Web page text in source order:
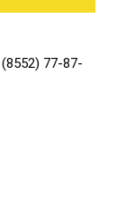
77-87-